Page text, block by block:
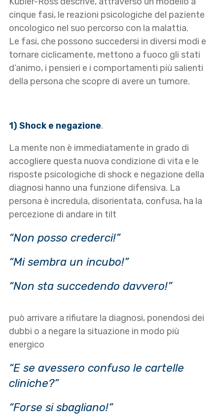
cinque fasi, le reazioni psicologiche del paziente
oncologico nel suo percorso con la malattia.
Le fasi, che possono succedersi in diversi modi e
tornare ciclicamente, mettono a fuoco gli stati
d’animo, i pensieri e i comportamenti più salienti
della persona che scopre di avere un tumore.
1) Shock e negazione.
La mente non è immediatamente in grado di
accogliere questa nuova condizione di vita e le
risposte psicologiche di shock e negazione della
diagnosi hanno una funzione difensiva. La
persona è incredula, disorientata, confusa, ha la
percezione di andare in tilt
“Non posso crederci!”
“Mi sembra un incubo!”
“Non sta succedendo davvero!”
può arrivare a rifiutare la diagnosi, ponendosi dei
dubbi o a negare la situazione in modo più
energico
“E se avessero confuso le cartelle
cliniche?”
“Forse si sbagliano!”